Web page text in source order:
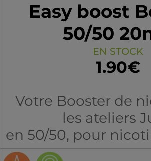
Easy boost
50/50
EN STOCK
1.90€
Votre Booster de
les ateliers
en 50/50, pour
liquide ou vos